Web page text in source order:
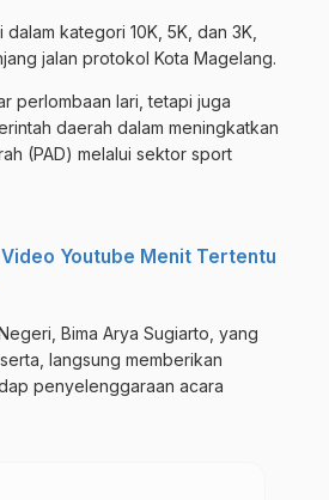
kategori 10K, 5K, dan 3K,
jalan protokol Kota Magelang.
perlombaan lari, tetapi juga
daerah dalam meningkatkan
(PAD) melalui sektor sport
Youtube Menit Tertentu
Bima Arya Sugiarto, yang
langsung memberikan
penyelenggaraan acara